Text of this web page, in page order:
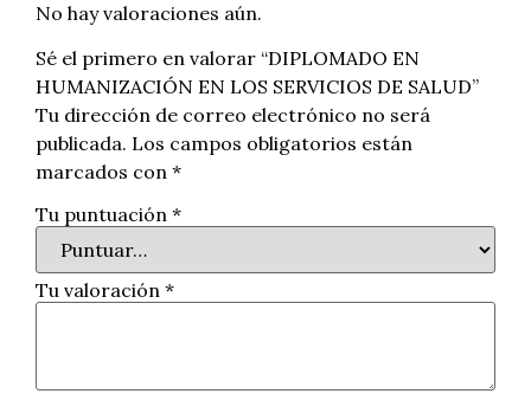
No hay valoraciones aún.
Sé el primero en valorar “DIPLOMADO EN
HUMANIZACIÓN EN LOS SERVICIOS DE SALUD”
Tu dirección de correo electrónico no será
publicada. Los campos obligatorios están
marcados con *
Tu puntuación *
Tu valoración *